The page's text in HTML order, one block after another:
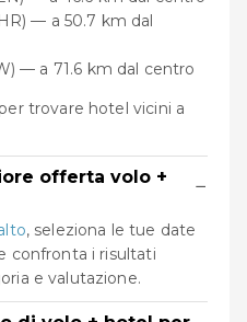
— a 50.7 km dal
— a 71.6 km dal centro
trovare hotel vicini a
offerta volo +
−
, seleziona le tue date
confronta i risultati
e valutazione.